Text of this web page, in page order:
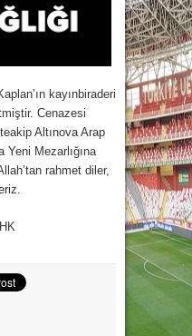
kayınbiraderi
Cenazesi
Altınova Arap
Yeni Mezarlığına
rahmet diler,